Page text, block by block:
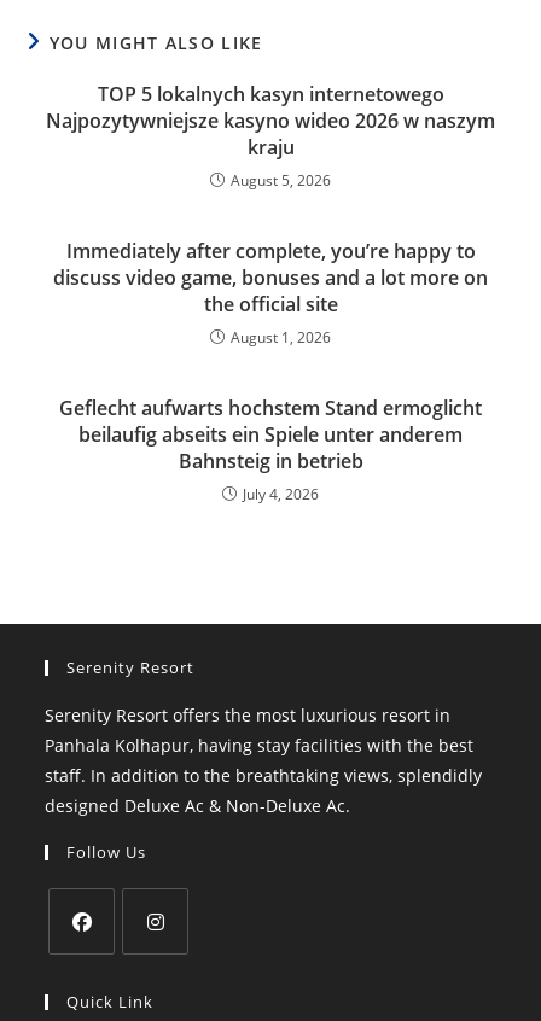
YOU MIGHT ALSO LIKE
TOP 5 lokalnych kasyn internetowego
Najpozytywniejsze kasyno wideo 2026 w naszym
kraju
August 5, 2026
Immediately after complete, you’re happy to
discuss video game, bonuses and a lot more on
the official site
August 1, 2026
Geflecht aufwarts hochstem Stand ermoglicht
beilaufig abseits ein Spiele unter anderem
Bahnsteig in betrieb
July 4, 2026
Serenity Resort
Serenity Resort offers the most luxurious resort in
Panhala Kolhapur, having stay facilities with the best
staff. In addition to the breathtaking views, splendidly
designed Deluxe Ac & Non-Deluxe Ac.
Follow Us
in
in
Quick Link